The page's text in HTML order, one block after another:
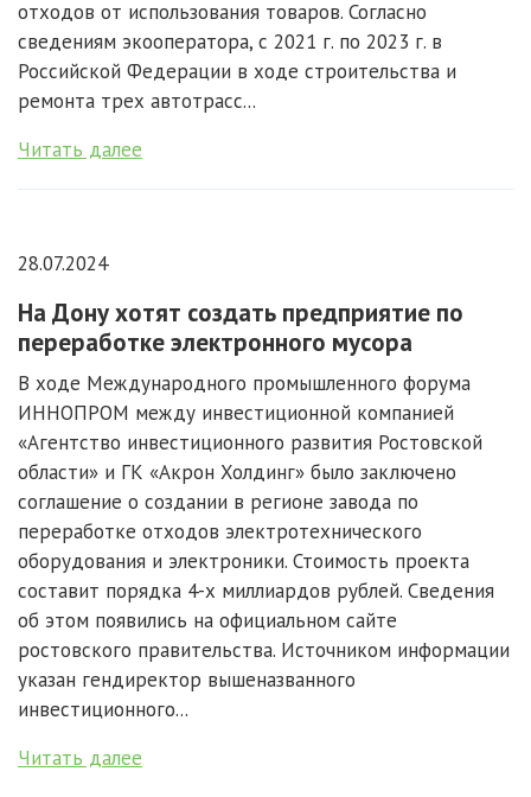
отходов от использования товаров. Согласно
сведениям экооператора, с 2021 г. по 2023 г. в
Российской Федерации в ходе строительства и
ремонта трех автотрасс...
Читать далее
28.07.2024
На Дону хотят создать предприятие по
переработке электронного мусора
В ходе Международного промышленного форума
ИННОПРОМ между инвестиционной компанией
«Агентство инвестиционного развития Ростовской
области» и ГК «Акрон Холдинг» было заключено
соглашение о создании в регионе завода по
переработке отходов электротехнического
оборудования и электроники. Стоимость проекта
составит порядка 4-х миллиардов рублей. Сведения
об этом появились на официальном сайте
ростовского правительства. Источником информации
указан гендиректор вышеназванного
инвестиционного...
Читать далее